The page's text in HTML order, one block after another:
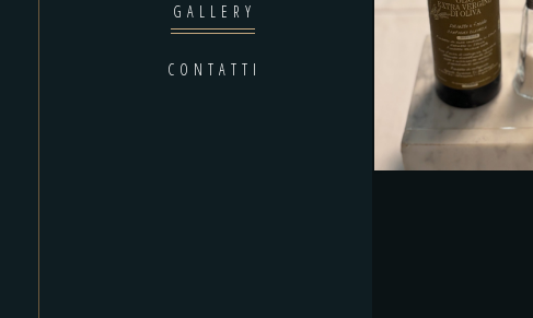
GALLERY
CONTATTI